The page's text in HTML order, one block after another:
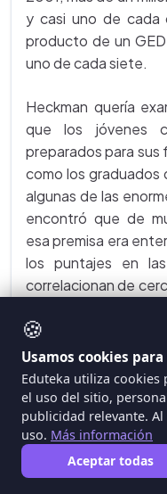
y casi uno de cada
producto de un
uno de cada siete.
Heckman quería
que los jóvenes
preparados para
como los graduados
algunas de las
encontró que de
esa premisa era
los puntajes en
correlacionan de
graduados. Pero
educación terciaria,
el GED no se
secundaria. Él
de estos
carreras
completado
🍪
Usamos cookies
Eduteka utiliza cookies
el uso del sitio,
publicidad relevante.
uso. Más información
Aceptar todas